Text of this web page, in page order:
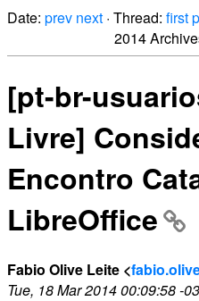
Date: prev next · Thread: first
2014
[pt-br-
Livre]
Encontro
LibreOffice
Fabio Olive Leite <
Tue, 18 Mar 2014 00:09:58 -